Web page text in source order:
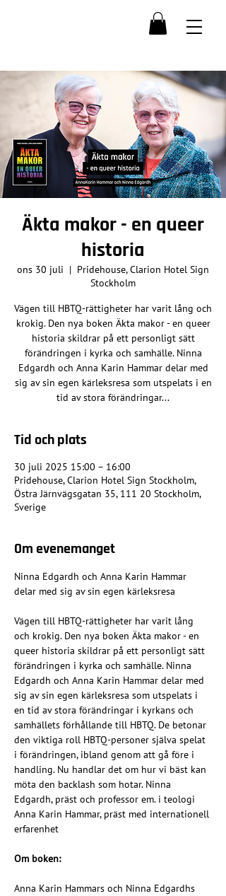
Äkta makor - en queer
historia
ons 30 juli
  |
Pridehouse, Clarion Hotel Sign
Stockholm
Vägen till HBTQ-rättigheter har varit lång och
krokig. Den nya boken Äkta makor - en queer
historia skildrar på ett personligt sätt
förändringen i kyrka och samhälle. Ninna
Edgardh och Anna Karin Hammar delar med
sig av sin egen kärleksresa som utspelats i en
tid av stora förändringar...
Tid och plats
30 juli 2025 15:00 – 16:00
Pridehouse, Clarion Hotel Sign Stockholm,
Östra Järnvägsgatan 35, 111 20 Stockholm,
Sverige
Om evenemanget
Ninna Edgardh och Anna Karin Hammar
delar med sig av sin egen kärleksresa
Vägen till HBTQ-rättigheter har varit lång
och krokig. Den nya boken Äkta makor - en
queer historia skildrar på ett personligt sätt
förändringen i kyrka och samhälle. Ninna
Edgardh och Anna Karin Hammar delar med
sig av sin egen kärleksresa som utspelats i
en tid av stora förändringar i kyrkans och
samhällets förhållande till HBTQ. De betonar
den viktiga roll HBTQ-personer själva spelat
i förändringen, ibland genom att gå före i
handling. Nu handlar det om hur vi bäst kan
möta den backlash som hotar. Ninna
Edgardh, präst och professor em. i teologi
Anna Karin Hammar, präst med internationell
erfarenhet
Om boken:
Anna Karin Hammars och Ninna Edgardhs